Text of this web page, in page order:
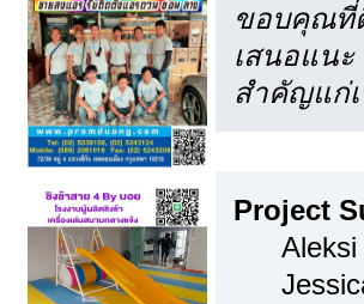
ขอบคุณที่
เสนอแน
สำคัญแก่เ
Project